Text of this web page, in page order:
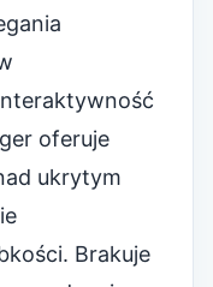
oferuje
ukrytym
Brakuje